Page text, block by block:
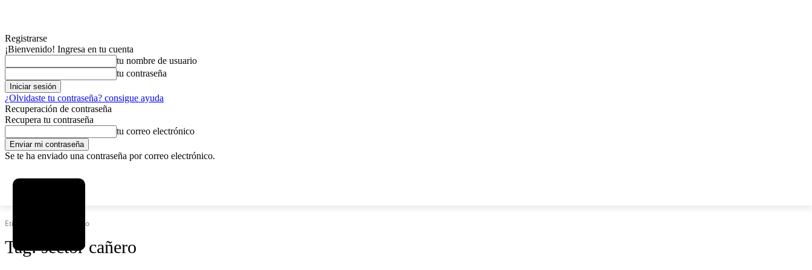
Registrarse
¡Bienvenido! Ingresa en tu cuenta
tu nombre de usuario
tu contraseña
¿Olvidaste tu contraseña? consigue ayuda
Recuperación de contraseña
Recupera tu contraseña
tu correo electrónico
Se te ha enviado una contraseña por correo electrónico.
Etiquetas Sector cañero
Tag:sector cañero